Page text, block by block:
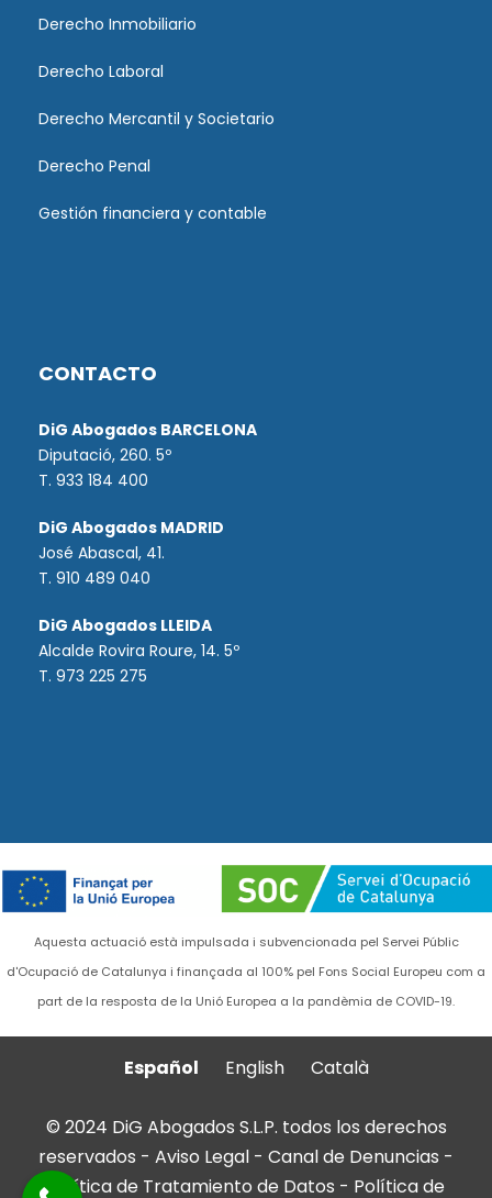
Derecho Inmobiliario
Derecho Laboral
Derecho Mercantil y Societario
Derecho Penal
Gestión financiera y contable
CONTACTO
DiG Abogados BARCELONA
Diputació, 260. 5º
T. 933 184 400
DiG Abogados MADRID
José Abascal, 41.
T. 910 489 040
DiG Abogados LLEIDA
Alcalde Rovira Roure, 14. 5º
T. 973 225 275
Aquesta actuació està impulsada i subvencionada pel Servei Públic
d'Ocupació de Catalunya i finançada al 100% pel Fons Social Europeu com a
part de la resposta de la Unió Europea a la pandèmia de COVID-19.
Español English Català
© 2024 DiG Abogados S.L.P. todos los derechos
reservados - Aviso Legal - Canal de Denuncias -
Política de Tratamiento de Datos - Política de